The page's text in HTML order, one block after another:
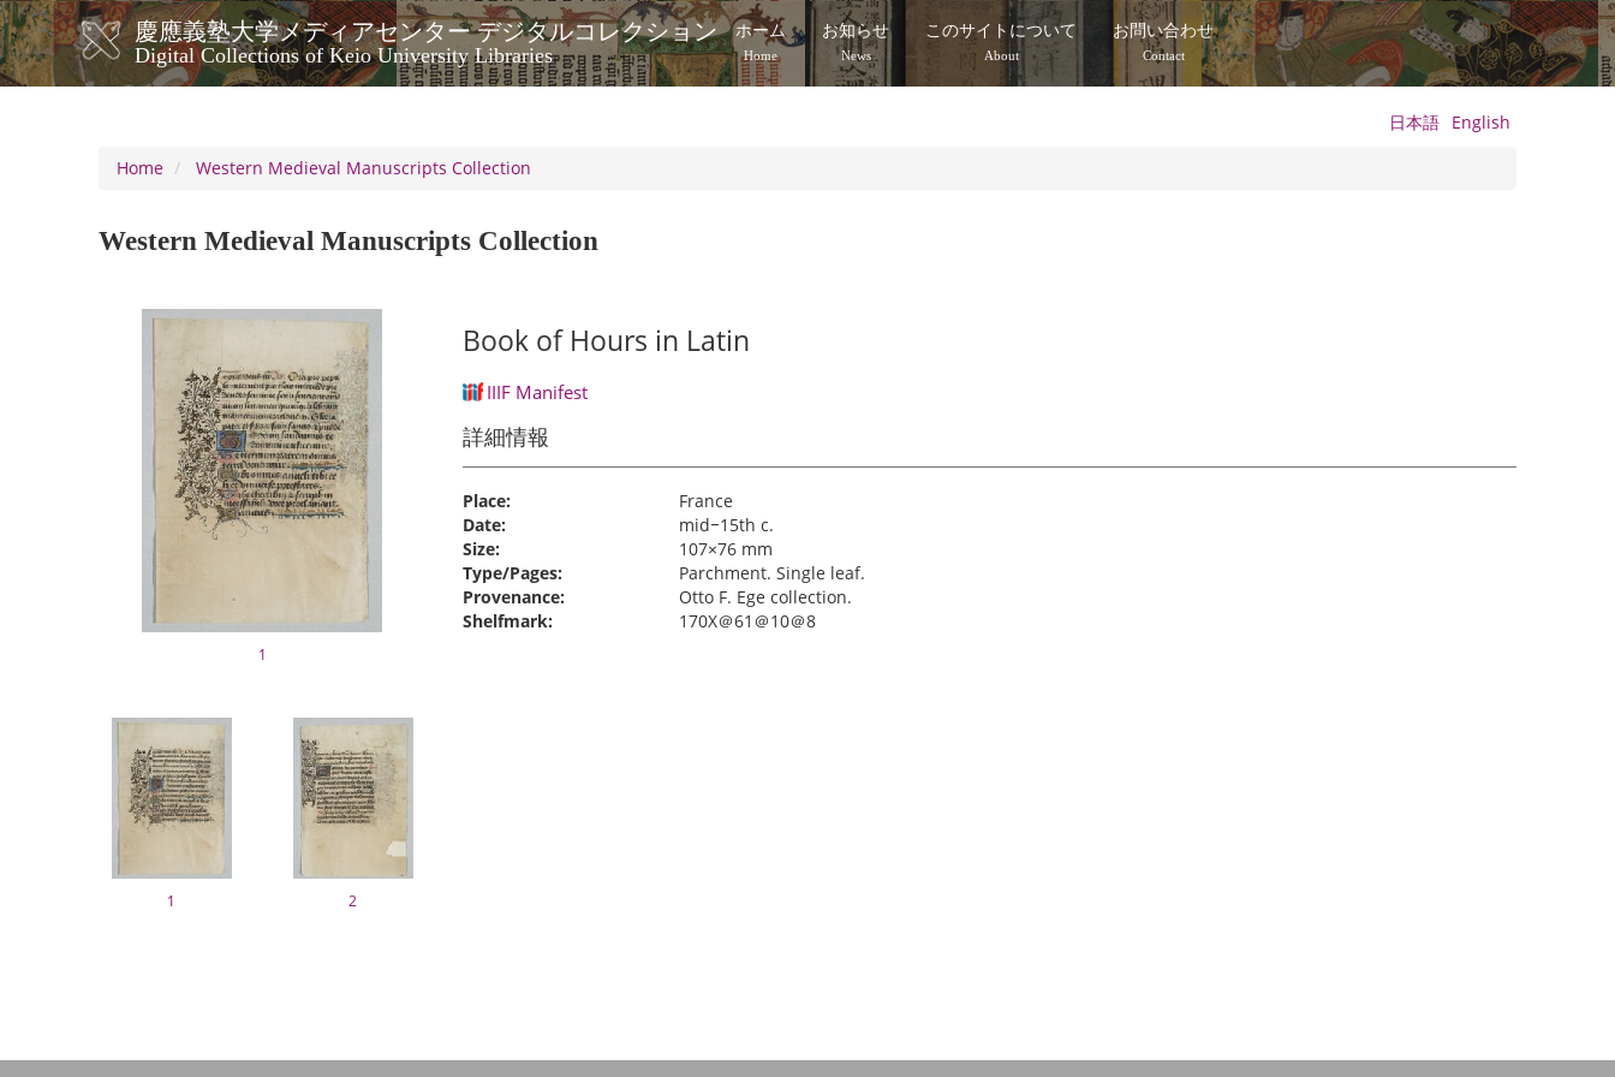
Skip
to
main
content
慶應義塾大学メディアセンター デジタルコレクション
Digital Collections of Keio University Libraries
メ
イ
ビ
シ
ホーム
Home
お知らせ
News
このサイトについて
About
お問い合わせ
Contact
日本語 English
Home
Western Medieval Manuscripts Collection
Western Medieval Manuscripts Collection
1
1 2
Book of Hours in Latin
IIIF Manifest
詳細情報
Place:
France
Date:
mid‒15th c.
Size:
107×76 mm
Type/Pages:
Parchment. Single leaf.
Provenance:
Otto F. Ege collection.
Shelfmark:
170X＠61＠10＠8